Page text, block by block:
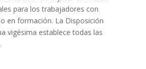
para los trabajadores con
en formación. La Disposición
vigésima establece todas las